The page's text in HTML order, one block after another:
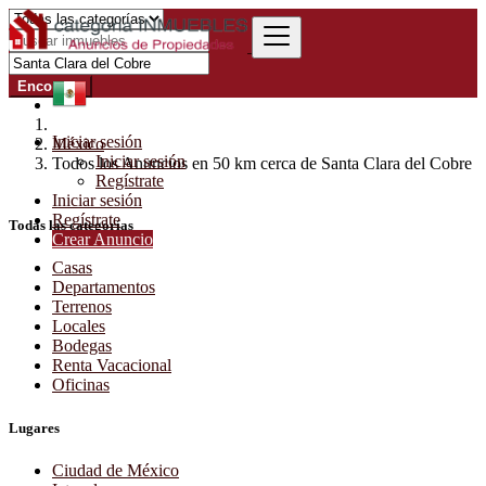
Iniciar sesión
Iniciar sesión
Regístrate
Iniciar sesión
Regístrate
Crear Anuncio
Encontrar
México
Todos los Anuncios en 50 km cerca de Santa Clara del Cobre
Todas las categorías
Casas
Departamentos
Terrenos
Locales
Bodegas
Renta Vacacional
Oficinas
Lugares
Ciudad de México